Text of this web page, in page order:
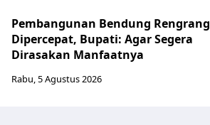
Pembangunan Bendung Rengrang
Dipercepat, Bupati: Agar Segera
Dirasakan Manfaatnya
Rabu, 5 Agustus 2026